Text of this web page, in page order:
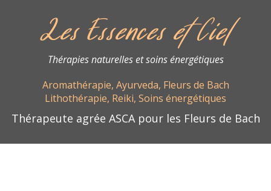
Les Essences et Ciel
Thérapies naturelles et soins énergétiques
Aromathérapie, Ayurveda, Fleurs de Bach
Lithothérapie, Reiki, Soins énergétiques
Thérapeute agrée ASCA pour les Fleurs de Bach